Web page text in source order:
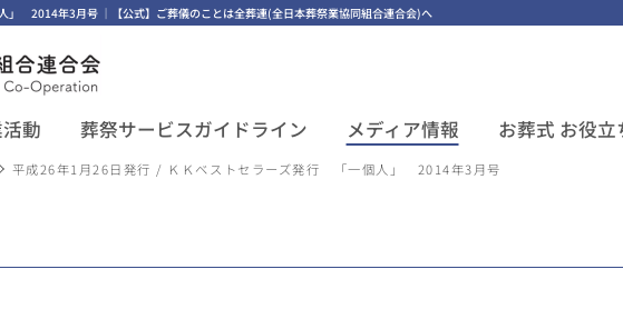
2014年3月号 ｜【公式】ご葬儀のことは全葬連(全日本葬祭業協同組合連合会)へ
動 葬祭サービスガイドライン メディア情報 お葬式 お役立
平成26年1月26日発行 / ＫＫベストセラーズ発行 「一個人」 2014年3月号